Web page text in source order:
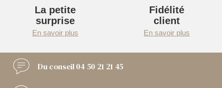
La petite
surprise
En savoir plus
Fidélité
client
En savoir plus
Du conseil04 50 21 21 45